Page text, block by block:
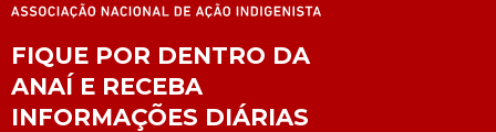
FIQUE POR DENTRO DA
ANAÍ E RECEBA
INFORMAÇÕES DIÁRIAS